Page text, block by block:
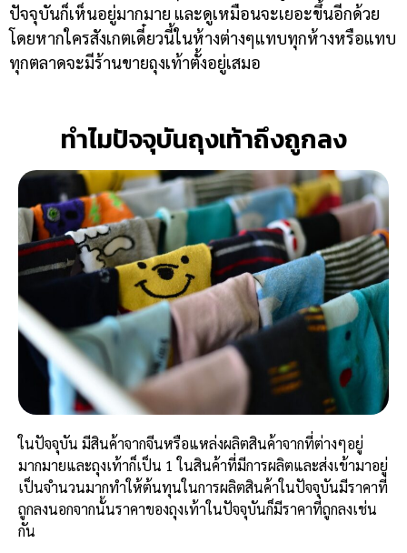
ปัจจุบันก็เห็นอยู่มากมาย และดูเหมือนจะเยอะขึ้นอีกด้วย
โดยหากใครสังเกตเดี๋ยวนี้ในห้างต่างๆแทบทุกห้างหรือแทบ
ทุกตลาดจะมีร้านขายถุงเท้าตั้งอยู่เสมอ
ทำไมปัจจุบันถุงเท้าถึงถูกลง
ในปัจจุบัน มีสินค้าจากจีนหรือแหล่งผลิตสินค้าจากที่ต่างๆอยู่
มากมายและถุงเท้าก็เป็น 1 ในสินค้าที่มีการผลิตและส่งเข้ามาอยู่
เป็นจำนวนมากทำให้ต้นทุนในการผลิตสินค้าในปัจจุบันมีราคาที่
ถูกลงนอกจากนั้นราคาของถุงเท้าในปัจจุบันก็มีราคาที่ถูกลงเช่น
กัน